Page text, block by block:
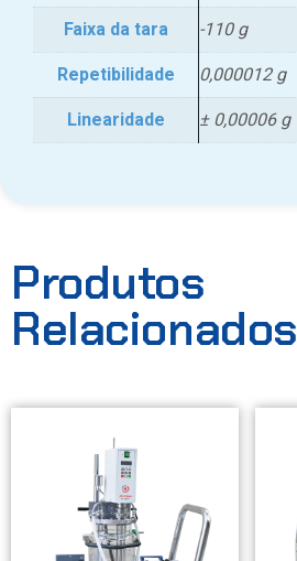
Faixa da tara
-110 g
Repetibilidade
0,000012 g
Linearidade
± 0,00006 g
Produtos
Relacionados